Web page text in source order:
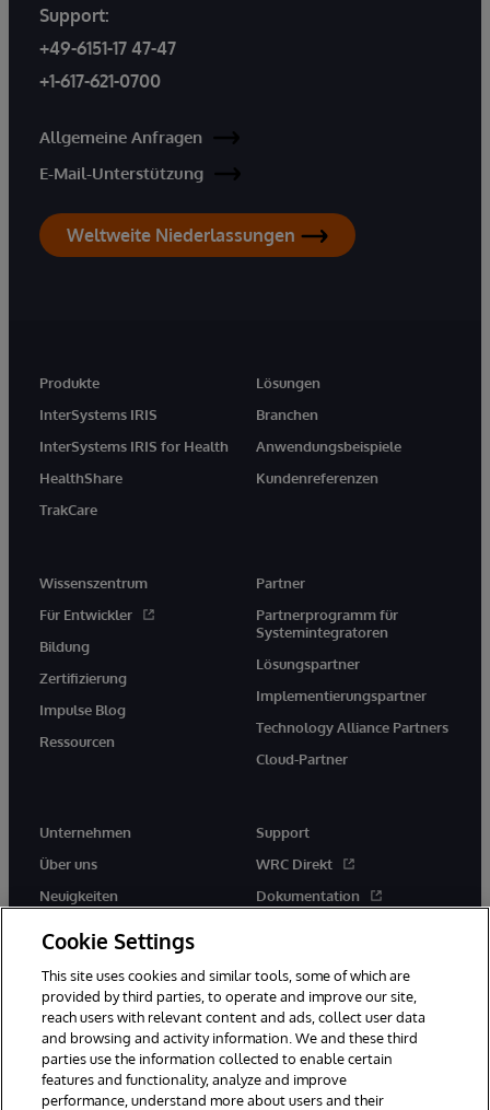
Support:
+49-6151-17 47-47
+1-617-621-0700
Allgemeine Anfragen
E-Mail-Unterstützung
Weltweite Niederlassungen
Produkte
InterSystems IRIS
InterSystems IRIS for Health
HealthShare
TrakCare
Lösungen
Branchen
Anwendungsbeispiele
Kundenreferenzen
Wissenszentrum
Für Entwickler
Bildung
Zertifizierung
Impulse Blog
Ressourcen
Partner
Partnerprogramm für
Systemintegratoren
Lösungspartner
Implementierungspartner
Technology Alliance Partners
Cloud-Partner
Unternehmen
Über uns
Neuigkeiten
Support
WRC Direkt
Dokumentation
© 1996-2026 InterSystems Corporation, Boston, MA. Alle Rechte
Cookie Settings
This site uses cookies and similar tools, some of which are
provided by third parties, to operate and improve our site,
reach users with relevant content and ads, collect user data
and browsing and activity information. We and these third
parties use the information collected to enable certain
features and functionality, analyze and improve
performance, understand more about users and their